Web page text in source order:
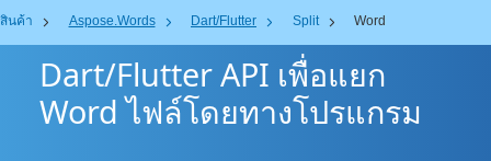
สินค้า Aspose.Words Dart/Flutter Split Word
Dart/Flutter API เพื่อแยก
Word ไฟล์โดยทางโปรแกรม